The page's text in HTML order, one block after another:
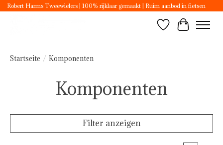
Robert Harms Tweewielers | 100% rijklaar gemaakt | Ruim aanbod in fietsen
Wunschzettel
Ihr
Startseite / Komponenten
Komponenten
Filter anzeigen